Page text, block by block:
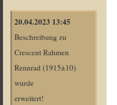
20.04.2023 13:45
Beschreibung zu
Crescent Rahmen
Rennrad (1915±10)
wurde
erweitert!